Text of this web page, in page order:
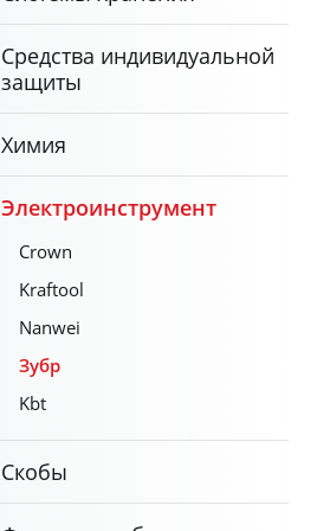
Средства индивидуальной
защиты
Химия
Электроинструмент
Crown
Kraftool
Nanwei
Зубр
Kbt
Скобы